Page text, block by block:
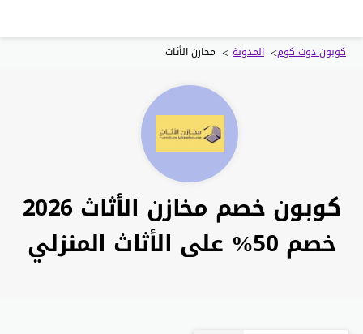
كوبون دوت كوم> المدونة > مخازن الأثاث
كوبون خصم مخازن الأثاث 2026
خصم 50% على الأثاث المنزلي